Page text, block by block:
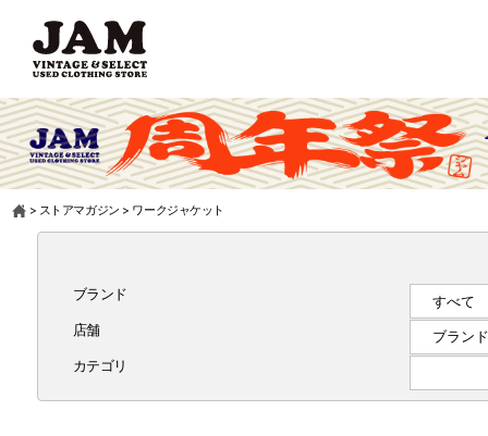
> ストアマガジン > ワークジャケット
ブランド
店舗
カテゴリ